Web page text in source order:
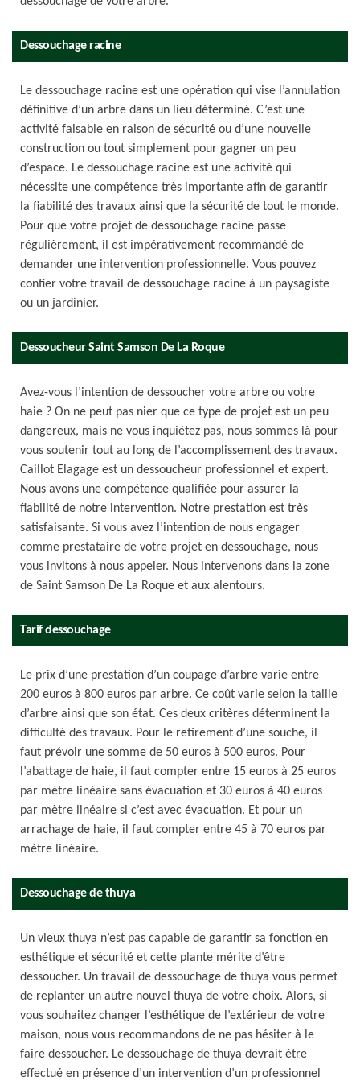
Dessouchage racine
Le dessouchage racine est une opération qui vise l’annulation
définitive d’un arbre dans un lieu déterminé. C’est une
activité faisable en raison de sécurité ou d’une nouvelle
construction ou tout simplement pour gagner un peu
d’espace. Le dessouchage racine est une activité qui
nécessite une compétence très importante afin de garantir
la fiabilité des travaux ainsi que la sécurité de tout le monde.
Pour que votre projet de dessouchage racine passe
régulièrement, il est impérativement recommandé de
demander une intervention professionnelle. Vous pouvez
confier votre travail de dessouchage racine à un paysagiste
ou un jardinier.
Dessoucheur Saint Samson De La Roque
Avez-vous l’intention de dessoucher votre arbre ou votre
haie ? On ne peut pas nier que ce type de projet est un peu
dangereux, mais ne vous inquiétez pas, nous sommes là pour
vous soutenir tout au long de l’accomplissement des travaux.
Caillot Elagage est un dessoucheur professionnel et expert.
Nous avons une compétence qualifiée pour assurer la
fiabilité de notre intervention. Notre prestation est très
satisfaisante. Si vous avez l’intention de nous engager
comme prestataire de votre projet en dessouchage, nous
vous invitons à nous appeler. Nous intervenons dans la zone
de Saint Samson De La Roque et aux alentours.
Tarif dessouchage
Le prix d’une prestation d’un coupage d’arbre varie entre
200 euros à 800 euros par arbre. Ce coût varie selon la taille
d’arbre ainsi que son état. Ces deux critères déterminent la
difficulté des travaux. Pour le retirement d’une souche, il
faut prévoir une somme de 50 euros à 500 euros. Pour
l’abattage de haie, il faut compter entre 15 euros à 25 euros
par mètre linéaire sans évacuation et 30 euros à 40 euros
par mètre linéaire si c’est avec évacuation. Et pour un
arrachage de haie, il faut compter entre 45 à 70 euros par
mètre linéaire.
Dessouchage de thuya
Un vieux thuya n’est pas capable de garantir sa fonction en
esthétique et sécurité et cette plante mérite d’être
dessoucher. Un travail de dessouchage de thuya vous permet
de replanter un autre nouvel thuya de votre choix. Alors, si
vous souhaitez changer l’esthétique de l’extérieur de votre
maison, nous vous recommandons de ne pas hésiter à le
faire dessoucher. Le dessouchage de thuya devrait être
effectué en présence d’un intervention d’un professionnel